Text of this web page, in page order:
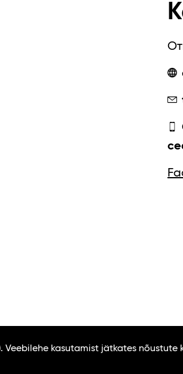
Veebilehe kasutamist jätkates nõustute